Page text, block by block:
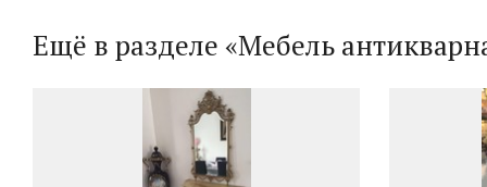
Ещё в разделе «Мебель